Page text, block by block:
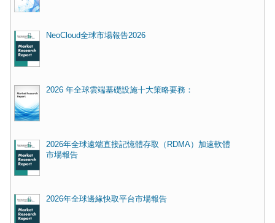
NeoCloud全球市場報告2026
2026 年全球雲端基礎設施十大策略要務：
2026年全球遠端直接記憶體存取（RDMA）加速軟體
市場報告
2026年全球邊緣快取平台市場報告